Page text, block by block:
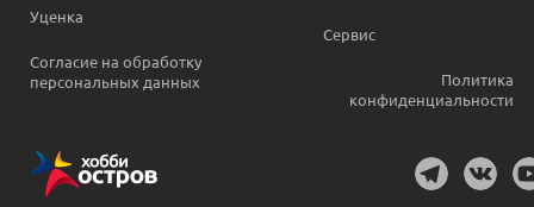
Уценка
Согласие на обработку
персональных данных
Сервис
Политика
конфиденциальности